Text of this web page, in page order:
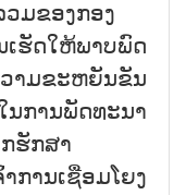
ມຂອງກອງ
ຫ້ພາບພົດ
າມຂະຫຍັນຂັນ
ການພັດທະນາ
ຮັກສາ
ການເຊື່ອມໂຍງ